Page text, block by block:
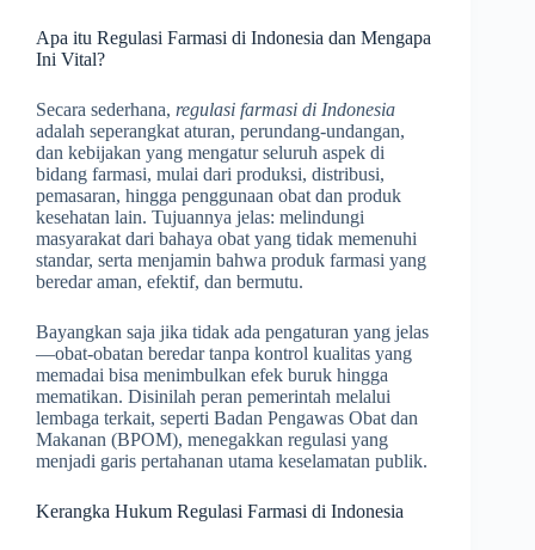
Apa itu Regulasi Farmasi di Indonesia dan Mengapa
Ini Vital?
Secara sederhana, regulasi farmasi di Indonesia
adalah seperangkat aturan, perundang-undangan,
dan kebijakan yang mengatur seluruh aspek di
bidang farmasi, mulai dari produksi, distribusi,
pemasaran, hingga penggunaan obat dan produk
kesehatan lain. Tujuannya jelas: melindungi
masyarakat dari bahaya obat yang tidak memenuhi
standar, serta menjamin bahwa produk farmasi yang
beredar aman, efektif, dan bermutu.
Bayangkan saja jika tidak ada pengaturan yang jelas
—obat-obatan beredar tanpa kontrol kualitas yang
memadai bisa menimbulkan efek buruk hingga
mematikan. Disinilah peran pemerintah melalui
lembaga terkait, seperti Badan Pengawas Obat dan
Makanan (BPOM), menegakkan regulasi yang
menjadi garis pertahanan utama keselamatan publik.
Kerangka Hukum Regulasi Farmasi di Indonesia